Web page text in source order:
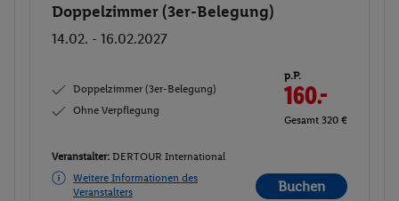
Buchen
Doppelzimmer (3er-Belegung)
14.02. - 16.02.2027
Doppelzimmer (3er-Belegung)
Ohne Verpflegung
p.P.
160.-
Gesamt 320 €
Veranstalter: DERTOUR International
Weitere Informationen des
Veranstalters
Buchen